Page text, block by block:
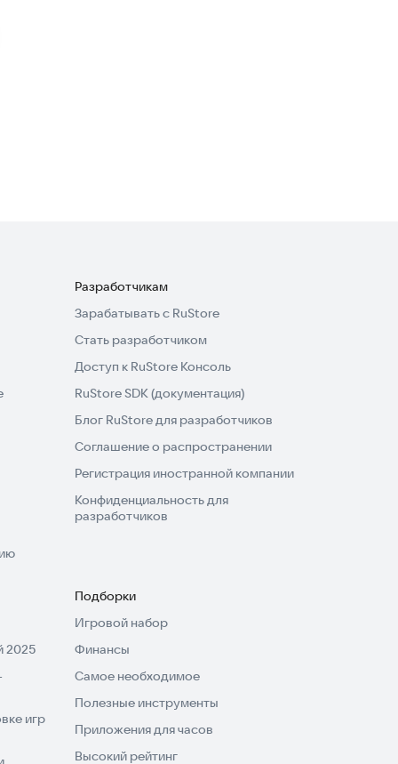
Разработчикам
Зарабатывать с RuStore
Стать разработчиком
Доступ к RuStore Консоль
RuStore SDK (документация)
Блог RuStore для разработчиков
Соглашение о распространении
Регистрация иностранной компании
Конфиденциальность для
разработчиков
2025
игр
Подборки
Игровой набор
Финансы
Самое необходимое
Полезные инструменты
Приложения для часов
Высокий рейтинг